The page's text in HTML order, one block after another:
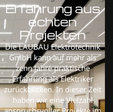
Erfahrung aus
echten
Projekten
Die LAUBAU Elektrotechnik
GmbH kann auf mehr als
zehn Jahre praktische
Erfahrung als Elektriker
zurückblicken. In dieser Zeit
haben wir eine Vielzahl